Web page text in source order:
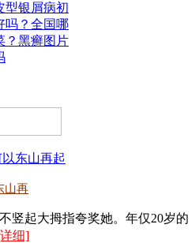
型银屑病初
吗？全国哪
？黑癣图片
山再
竖起大拇指夸奖她。年仅20岁的
细]